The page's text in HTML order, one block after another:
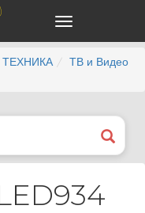
ТЕХНИКА
ТВ и Видео